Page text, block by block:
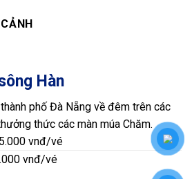
Hàn
phố Đà Nẵng về đêm trên các
thức các màn múa Chăm.
vnđ/vé
vnđ/vé